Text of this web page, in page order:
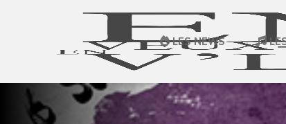
LES NEWS